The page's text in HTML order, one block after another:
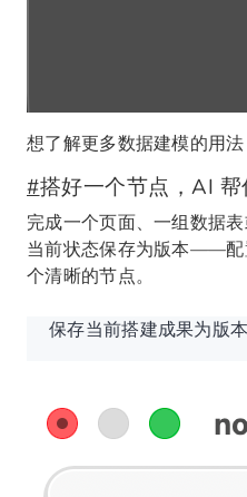
想了解更多数据建模的用
#搭好一个节点，AI
完成一个页面、一组数据
当前状态保存为版本——配
个清晰的节点。
保存当前搭建成果为版